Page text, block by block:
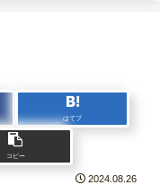
はてブ
コピー
2024.08.26